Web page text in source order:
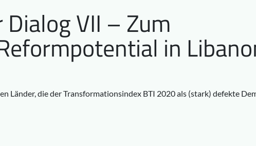
VII – Zum
in
Länder, die der Transformationsindex BTI 2020 als (stark) defekte